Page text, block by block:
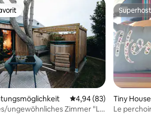
4,98 von 5, 58 Bewertungen
Durchschnittliche
4,94 (83)
ungewöhnliches Zimmer "Le
Superhost
Superhost
Tiny House
Le